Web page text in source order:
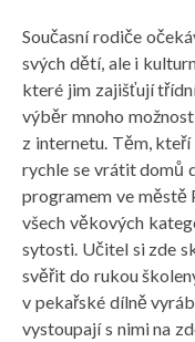
Současní rodiče
svých dětí, ale i
které jim zajišťují
výběr mnoho
z internetu. Těm,
rychle se vrátit domů
programem ve městě
všech věkových
sytosti. Učitel si zde
svěřit do rukou
v pekařské dílně
vystoupají s nimi na